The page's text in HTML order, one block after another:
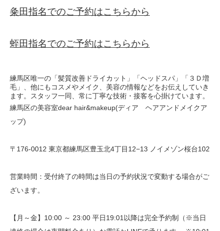
粂田指名でのご予約はこちらから
蛭田指名でのご予約はこちらから
練馬区唯一の「髪質改善ドライカット」「ヘッドスパ」「３Ｄ増
毛」、他にもコスメやメイク、美容の情報などをお伝えしていき
ます。スタッフ一同、常に丁寧な技術・接客を心掛けています。
練馬区の美容室dear hair&makeup(ディア ヘアアンドメイクア
ップ)
〒176-0012 東京都練馬区豊玉北4丁目12−13 ノイメゾン桜台102
営業時間：受付終了の時間は当日の予約状況で変動する場合がご
ざいます。
【月～金】10:00 ～ 23:00 平日19:01以降は完全予約制（※当日